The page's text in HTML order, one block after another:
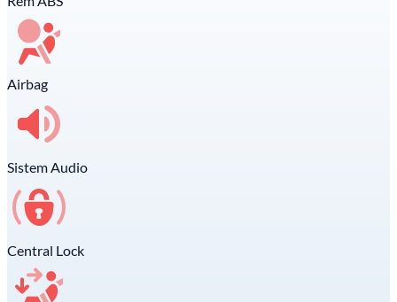
Airbag
Sistem Audio
Central Lock